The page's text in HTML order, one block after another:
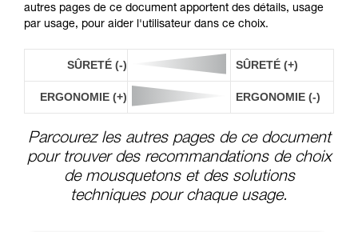
autres pages de ce document apportent des détails, usage
par usage, pour aider l'utilisateur dans ce choix.
SÛRETÉ (-) SÛRETÉ (+)
ERGONOMIE (+) ERGONOMIE (-)
Parcourez les autres pages de ce document
pour trouver des recommandations de choix
de mousquetons et des solutions
techniques pour chaque usage.